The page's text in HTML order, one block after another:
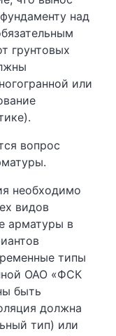
над
грунтовых
или
вопрос
необходимо
видов
арматуры в
типы
ОАО «ФСК
быть
должна
тип) или